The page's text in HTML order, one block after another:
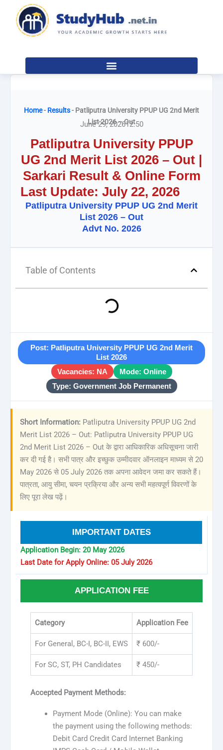
content
Home- Results- Patliputra University PPUP UG 2nd Merit
List 2026 – Out
June 29, 202612:50
Patliputra University PPUP
UG 2nd Merit List 2026 – Out |
Sarkari Result & Online Form
Last Update: July 22, 2026
Patliputra University PPUP UG 2nd Merit
List 2026 – Out
Advt No. 2026
Table of Contents
Post: Patliputra University PPUP UG 2nd Merit
List 2026
Vacancies: NA
Mode: Online
Type: Government Job Permanent
Short Information: Patliputra University PPUP UG 2nd
Merit List 2026 – Out: Patliputra University PPUP UG
2nd Merit List 2026 – Out के द्वारा आधिकारिक अधिसूचना जारी
कर दी गई है। सभी पात्र और इच्छुक उम्मीदवार ऑनलाइन माध्यम से 20
May 2026 से 05 July 2026 तक अपना आवेदन जमा कर सकते हैं।
पात्रता, आयु सीमा, चयन प्रक्रिया और अन्य सभी महत्वपूर्ण विवरणों के
लिए पूरा लेख पढ़ें।
IMPORTANT DATES
Application Begin: 20 May 2026
Last Date for Apply Online: 05 July 2026
APPLICATION FEE
Category Application Fee
For General, BC-I, BC-II, EWS ₹ 600/-
For SC, ST, PH Candidates ₹ 450/-
Accepted Payment Methods:
Payment Mode (Online): You can make
the payment using the following methods:
Debit Card Credit Card Internet Banking